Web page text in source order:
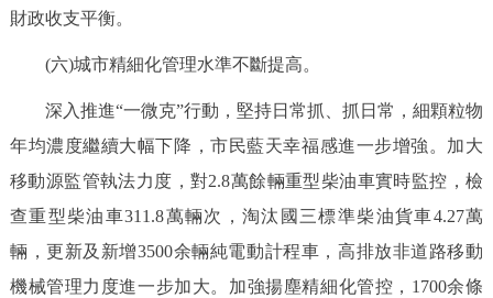
財政收支平衡。
(六)城市精細化管理水準不斷提高。
深入推進“一微克”行動，堅持日常抓、抓日常，細顆粒物
年均濃度繼續大幅下降，市民藍天幸福感進一步增強。加大
移動源監管執法力度，對2.8萬餘輛重型柴油車實時監控，檢
查重型柴油車311.8萬輛次，淘汰國三標準柴油貨車4.27萬
輛，更新及新增3500余輛純電動計程車，高排放非道路移動
機械管理力度進一步加大。加強揚塵精細化管控，1700余條